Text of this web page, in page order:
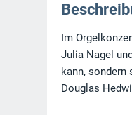
Im
Julia Nagel
kann,
Douglas